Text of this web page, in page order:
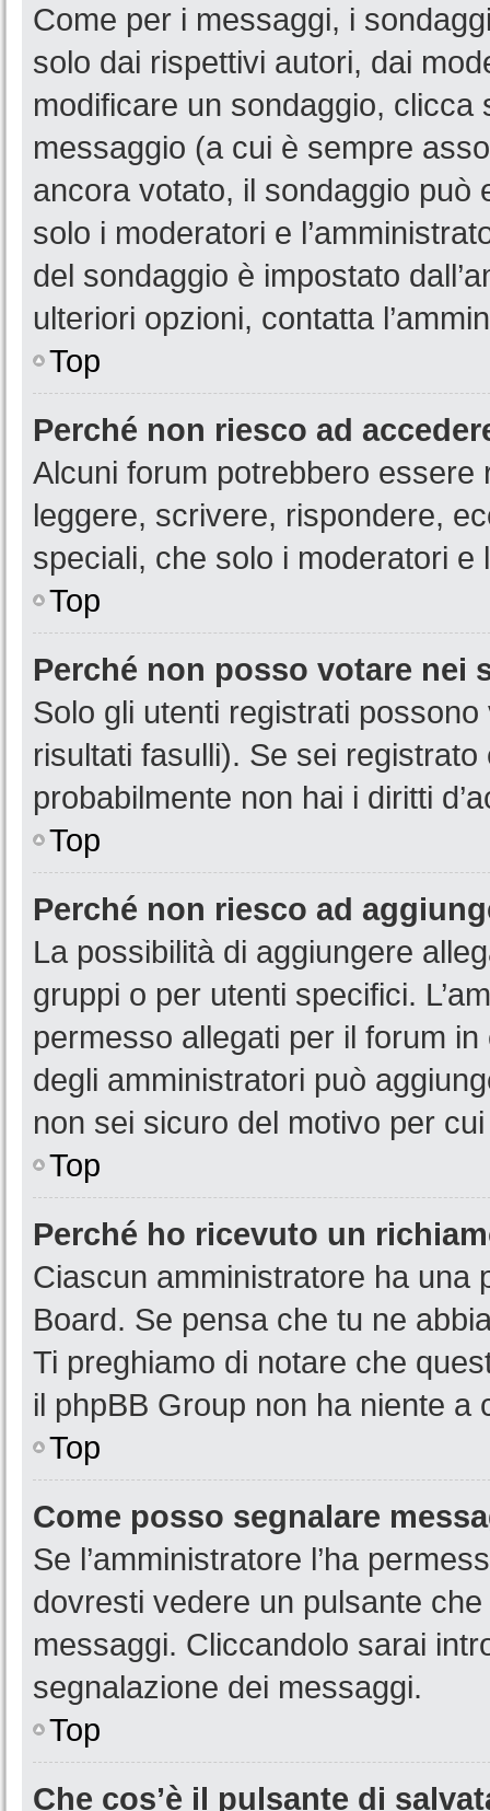
Come per i messaggi, i
solo dai rispettivi autori, dai
modificare un sondaggio,
messaggio (a cui è sempre
ancora votato, il sondaggio può
solo i moderatori e
del sondaggio è impostato
ulteriori opzioni, contatta
Top
Perché non riesco ad
Alcuni forum potrebbero
leggere, scrivere, rispondere,
speciali, che solo i moderatori e
Top
Perché non posso votare nei
Solo gli utenti registrati
risultati fasulli). Se sei
probabilmente non hai i diritti
Top
Perché non riesco ad
La possibilità di aggiungere
gruppi o per utenti specifici.
permesso allegati per il forum
degli amministratori può
non sei sicuro del motivo per
Top
Perché ho ricevuto un
Ciascun amministratore ha una
Board. Se pensa che tu ne
Ti preghiamo di notare che
il phpBB Group non ha niente a
Top
Come posso segnalare
Se l’amministratore l’ha
dovresti vedere un pulsante
messaggi. Cliccandolo sarai
segnalazione dei messaggi.
Top
Che cos’è il pulsante di